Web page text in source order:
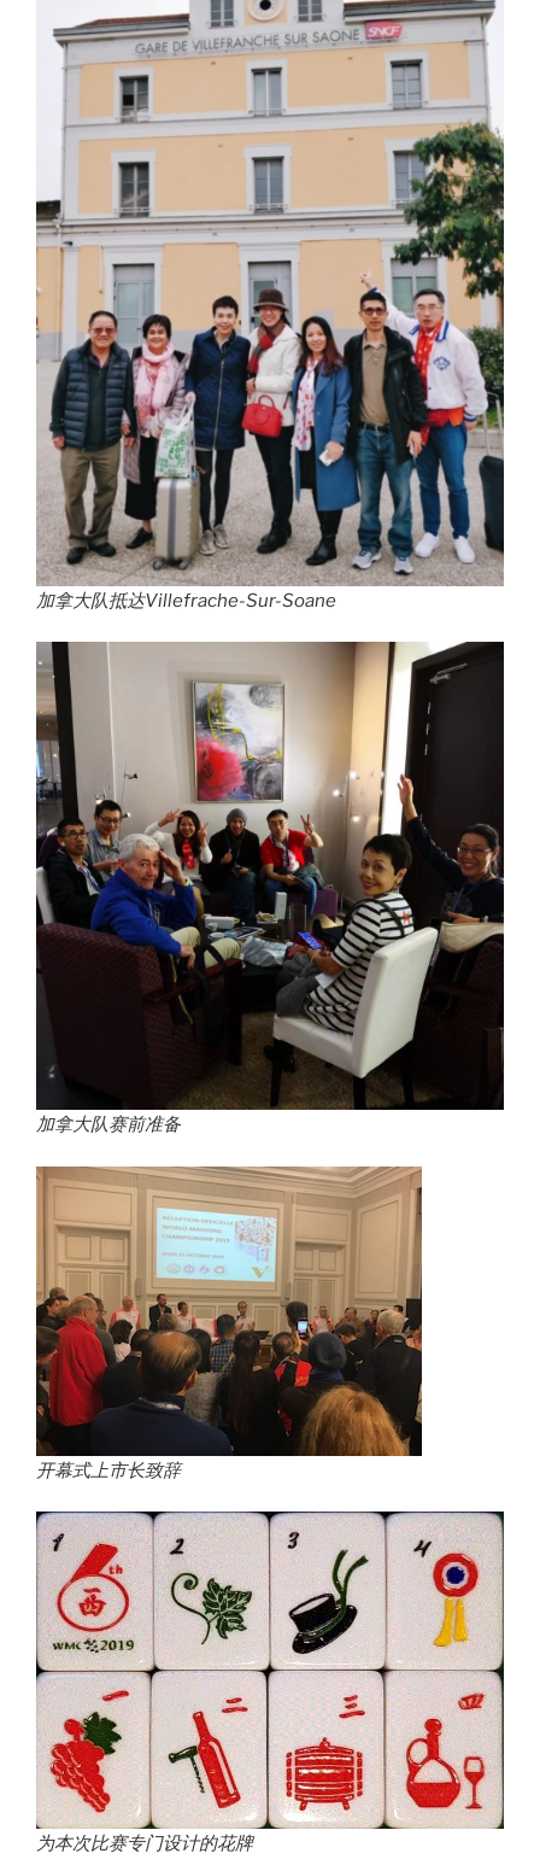
加拿大队抵达Villefrache-Sur-Soane
加拿大队赛前准备
开幕式上市长致辞
为本次比赛专门设计的花牌